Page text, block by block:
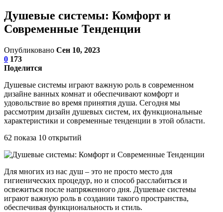
Душевые системы: Комфорт и
Современные Тенденции
Опубликовано Сен 10, 2023
0 173
Поделится
Душевые системы играют важную роль в современном
дизайне ванных комнат и обеспечивают комфорт и
удовольствие во время принятия душа. Сегодня мы
рассмотрим дизайн душевых систем, их функциональные
характеристики и современные тенденции в этой области.
62 показа 10 открытий
Для многих из нас душ – это не просто место для
гигиенических процедур, но и способ расслабиться и
освежиться после напряженного дня. Душевые системы
играют важную роль в создании такого пространства,
обеспечивая функциональность и стиль.